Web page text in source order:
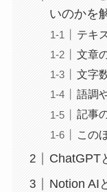
いのかを
テキ
文章
文字
語調
記事
この
ChatGPT
Notion AI